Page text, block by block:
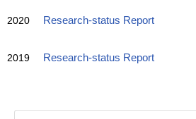
2020 Research-status Report
2019 Research-status Report